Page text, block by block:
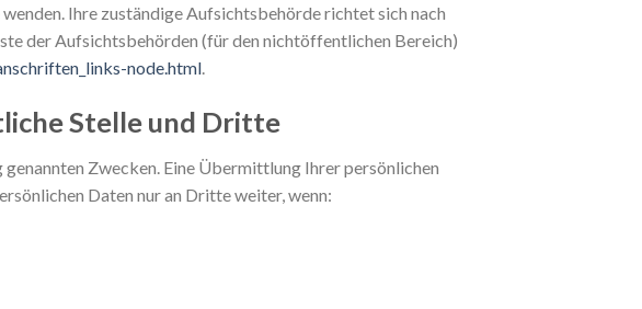
Ihre zuständige Aufsichtsbehörde richtet sich nach
der Aufsichtsbehörden (für den nichtöffentlichen Bereich)
node.html
Stelle und Dritte
Zwecken. Eine Übermittlung Ihrer persönlichen
Daten nur an Dritte weiter, wenn: